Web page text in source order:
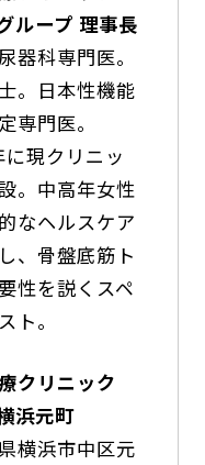
ループ 理事長
器科専門医。
。日本性機能
専門医。
現クリニッ
。中高年女性
なヘルスケア
、骨盤底筋ト
性を説くスペ
ト。
クリニック
浜元町
横浜市中区元